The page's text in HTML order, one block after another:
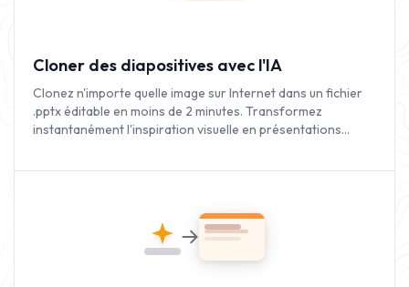
Cloner des diapositives avec l'IA
Clonez n'importe quelle image sur Internet dans un fichier
.pptx éditable en moins de 2 minutes. Transformez
instantanément l'inspiration visuelle en présentations